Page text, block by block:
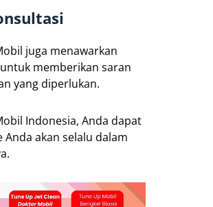
juga menawarkan
memberikan saran
yang diperlukan.
Indonesia, Anda dapat
Anda akan selalu dalam